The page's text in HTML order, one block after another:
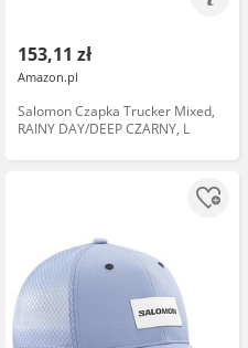
153,11 zł
Amazon.pl
Salomon Czapka Trucker Mixed,
RAINY DAY/DEEP CZARNY, L